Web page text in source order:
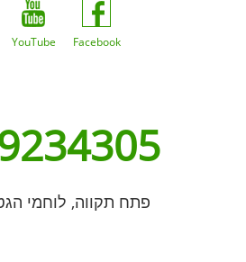
Facebook
YouTube
פתח תקווה, לוחמי הגטו